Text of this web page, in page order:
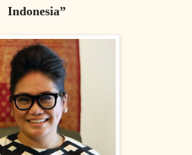
Indonesia”